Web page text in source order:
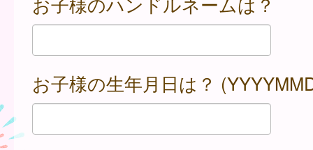
お子様の生年月日は？